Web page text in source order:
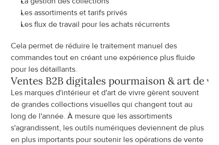
Les assortiments et tarifs privés
Les flux de travail pour les achats récurrents
Cela permet de réduire le traitement manuel des
commandes tout en créant une expérience plus fluide
pour les détaillants.
Ventes B2B digitales pourmaison & art de
Les marques d'intérieur et d'art de vivre gèrent souvent
de grandes collections visuelles qui changent tout au
long de l'année. À mesure que les assortiments
s'agrandissent, les outils numériques deviennent de plus
en plus importants pour soutenir les opérations de vente